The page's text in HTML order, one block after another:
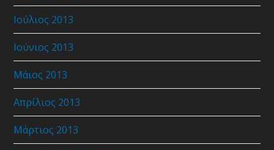
Ιούλιος 2013
Ιούνιος 2013
Μάιος 2013
Απρίλιος 2013
Μάρτιος 2013